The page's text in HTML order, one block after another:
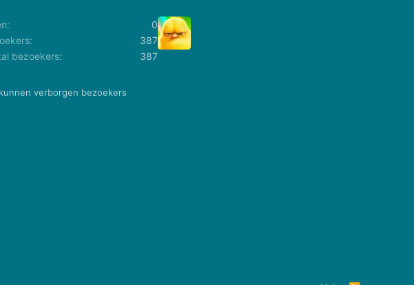
0
387
bezoekers
387
verborgen bezoekers